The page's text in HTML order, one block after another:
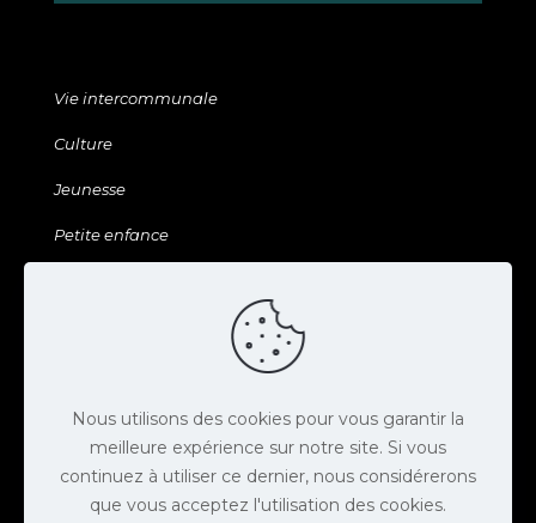
Vie intercommunale
Culture
Jeunesse
Petite enfance
Actus
Espace presse
Nous utilisons des cookies pour vous garantir la
meilleure expérience sur notre site. Si vous
continuez à utiliser ce dernier, nous considérerons
que vous acceptez l'utilisation des cookies.